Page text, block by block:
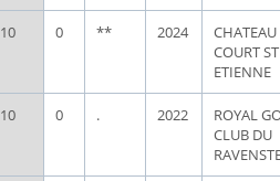
10 0 ** 2024
CHATEAU
COURT ST
ETIENNE
10 0 . 2022
ROYAL
CLUB DU